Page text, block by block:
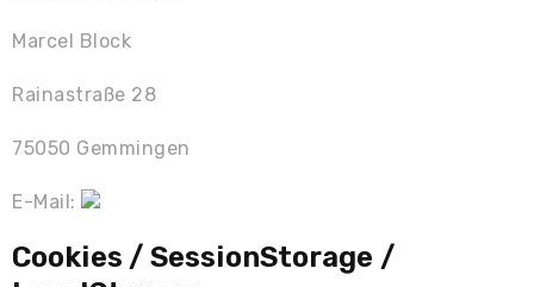
Marcel Block
Rainastraße 28
75050 Gemmingen
E-Mail:
Cookies / SessionStorage /